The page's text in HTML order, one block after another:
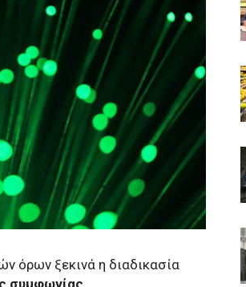
όρων ξεκινά η διαδικασία
συμφωνίας.